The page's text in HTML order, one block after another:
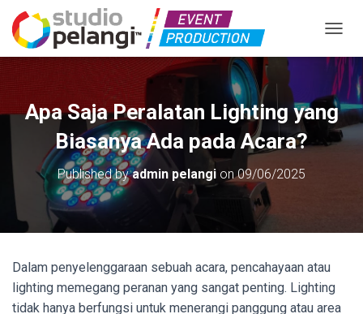
Apa Saja Peralatan Lighting yang
Biasanya Ada pada Acara?
Published byadmin pelangi on09/06/2025
Dalam penyelenggaraan sebuah acara, pencahayaan atau
lighting memegang peranan yang sangat penting. Lighting
tidak hanya berfungsi untuk menerangi panggung atau area